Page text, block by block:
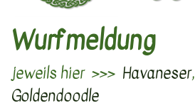
Wurfmeldung
jeweils hier >>> Havaneser,
Goldendoodle